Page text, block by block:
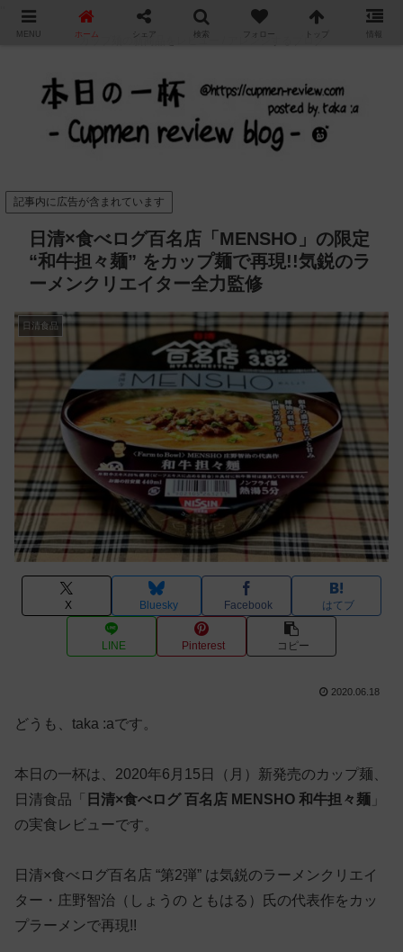
カップ麺の新商品をレビュー / アレンジするブログ
記事内に広告が含まれています
日清×食べログ百名店「MENSHO」の限定
“和牛担々麺” をカップ麺で再現!!気鋭のラ
ーメンクリエイター全力監修
日清食品
X Bluesky Facebook はてブ
LINE Pinterest コピー
2020.06.18
どうも、taka :aです。
本日の一杯は、2020年6月15日（月）新発売のカップ麺、
日清食品「 日清×食べログ 百名店 MENSHO 和牛担々麺 」
の実食レビューです。
日清×食べログ百名店 “第2弾” は気鋭のラーメンクリエイ
ター・庄野智治（しょうの ともはる）氏の代表作をカッ
プラーメンで再現!!
MENU ホーム シェア 検索 フォロー トップ 情報